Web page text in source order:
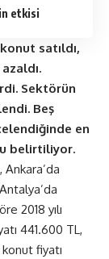
etkisi
satıldı,
Sektörün
Beş
en
belirtiliyor.
Ankara’da
2018 yılı
441.600 TL,
fiyatı